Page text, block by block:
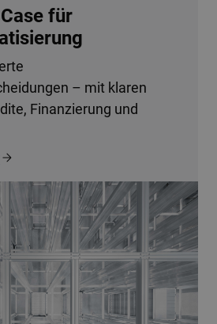
für
– mit klaren
Finanzierung und